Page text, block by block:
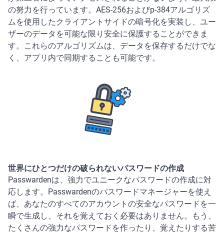
の努力を行っています。AES-256およびp-384アルゴリズ
ムを使用したクライアントサイドの暗号化を実装し、ユー
ザーのデータを可能な限り安全に保護することができま
す。これらのアルゴリズムは、データを保存するだけでな
く、アプリ内で同期することも可能です。
世界にひとつだけの破られないパスワードの作成
Passwardenは、強力でユニークなパスワードの作成に対
応します。Passwardenのパスワードマネージャーを使え
ば、あなたのすべてのアカウントの安全なパスワードを一
瞬で生成し、それを覚えておく必要はありません。もう、
たくさんの強力なパスワードを作ったり、覚えたりする苦